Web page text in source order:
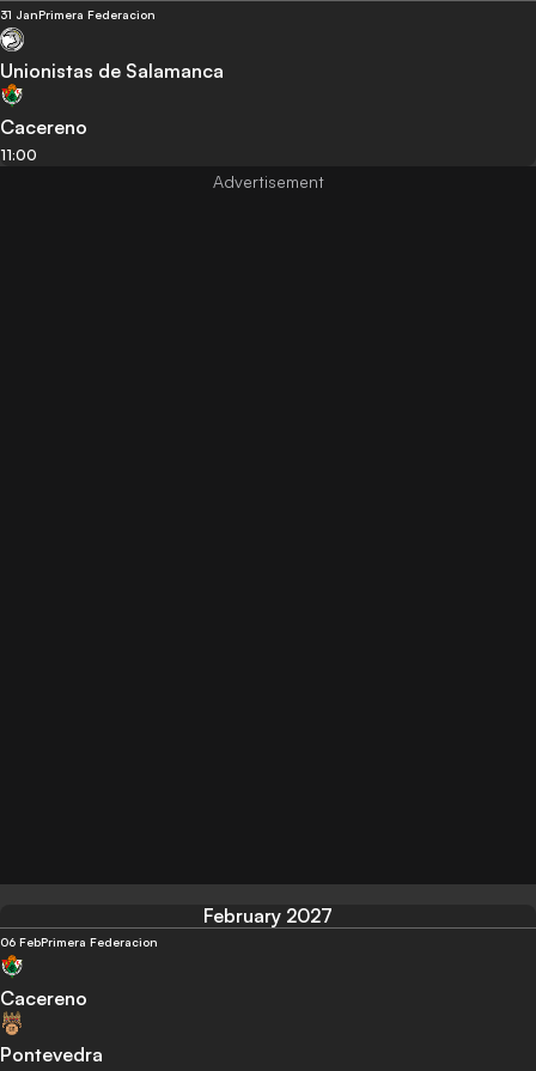
31 JanPrimera Federacion
Unionistas de Salamanca
Cacereno
11:00
February 2027
06 FebPrimera Federacion
Cacereno
Pontevedra